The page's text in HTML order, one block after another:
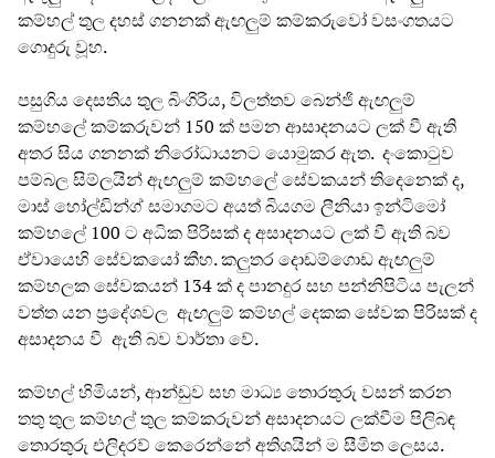
කම්හල් තුල දහස් ගනනක් ඇඟලුම් කම්කරුවෝ වසංගතයට
ගොදුරු වූහ.
පසුගිය දෙසතිය තුල බිංගිරිය, විලත්තව බෙන්ජි ඇඟලුම්
කම්හලේ කම්කරුවන් 150 ක් පමන ආසාදනයට ලක් වී ඇති
අතර සිය ගනනක් නිරෝධායනට යොමුකර ඇත. දංකොටුව
පම්බල සිම්ලයින් ඇඟලුම් කම්හලේ සේවකයන් තිදෙනෙක් ද,
මාස් හෝල්ඩින්ග් සමාගමට අයත් බියගම ලීනියා ඉන්ටිමෝ
කම්හලේ 100 ට අධික පිරිසක් ද අසාදනයට ලක් වී ඇති බව
ඒවායෙහි සේවකයෝ කීහ. කලුතර දොඩම්ගොඩ ඇඟලුම්
කම්හලක සේවකයන් 134 ක් ද පානදුර සහ පන්නිපිටිය පැලන්
වත්ත යන ප්‍රදේශවල ඇඟලුම් කම්හල් දෙකක සේවක පිරිසක් ද
අසාදනය වී ඇති බව වාර්තා වේ.
කම්හල් හිමියන්, ආන්ඩුව සහ මාධ්‍ය තොරතුරු වසන් කරන
තතු තුල කම්හල් තුල කම්කරුවන් අසාදනයට ලක්වීම පිලිබඳ
තොරතුරු එලිදරව් කෙරෙන්නේ අතිශයින් ම සීමිත ලෙසය.